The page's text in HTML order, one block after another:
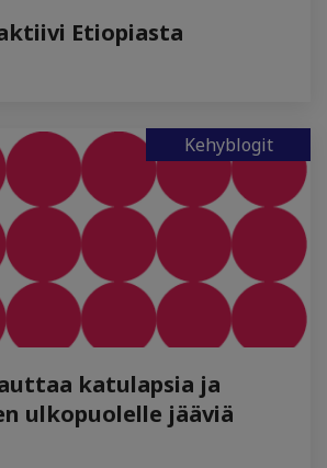
Etiopiasta
Kehyblogit
katulapsia ja
ulkopuolelle jääviä